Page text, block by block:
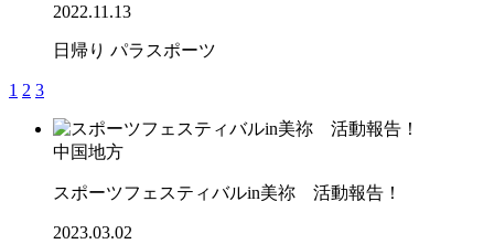
2022.11.13
日帰り パラスポーツ
1 2 3
中国地方
スポーツフェスティバルin美祢 活動報告！
2023.03.02